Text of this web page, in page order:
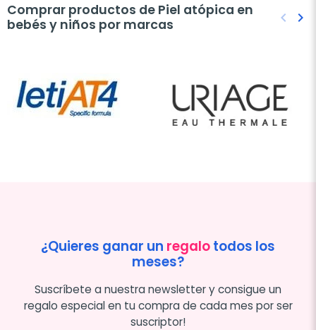
Comprar productos de Piel atópica en
bebés y niños por marcas
keyboard_arrow_left keyboard_arrow_right
¿Quieres ganar un regalotodos los
meses?
Suscríbete a nuestra newsletter y consigue un
regalo especial en tu compra de cada mes por ser
suscriptor!